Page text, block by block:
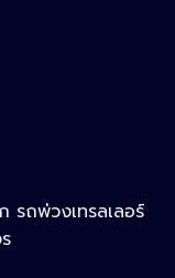
รถพ่วงเทรลเลอร์